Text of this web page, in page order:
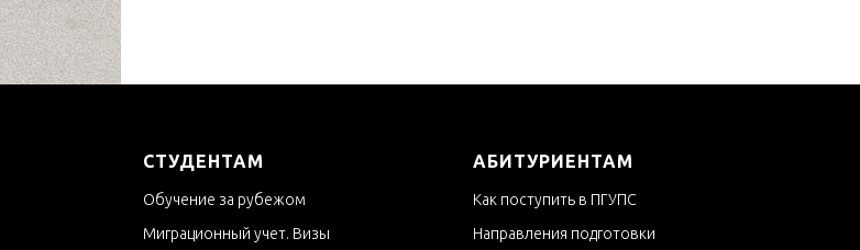
СТУДЕНТАМ
Обучение за рубежом
Миграционный учет. Визы
АБИТУРИЕНТАМ
Как поступить в ПГУПС
Направления подготовки